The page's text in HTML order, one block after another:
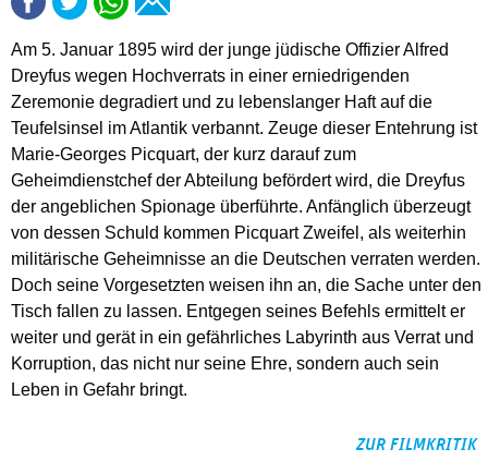
Am 5. Januar 1895 wird der junge jüdische Offizier Alfred
Dreyfus wegen Hochverrats in einer erniedrigenden
Zeremonie degradiert und zu lebenslanger Haft auf die
Teufelsinsel im Atlantik verbannt. Zeuge dieser Entehrung ist
Marie-Georges Picquart, der kurz darauf zum
Geheimdienstchef der Abteilung befördert wird, die Dreyfus
der angeblichen Spionage überführte. Anfänglich überzeugt
von dessen Schuld kommen Picquart Zweifel, als weiterhin
militärische Geheimnisse an die Deutschen verraten werden.
Doch seine Vorgesetzten weisen ihn an, die Sache unter den
Tisch fallen zu lassen. Entgegen seines Befehls ermittelt er
weiter und gerät in ein gefährliches Labyrinth aus Verrat und
Korruption, das nicht nur seine Ehre, sondern auch sein
Leben in Gefahr bringt.
ZUR FILMKRITIK